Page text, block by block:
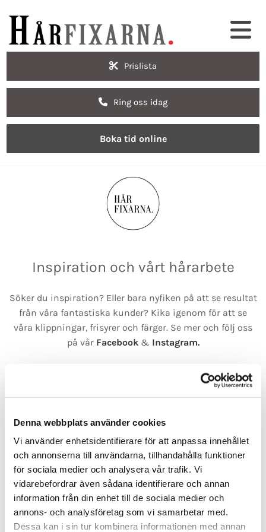
Denna webbplats använder cookies
Vi använder enhetsidentifierare för att anpassa innehållet
och annonserna till användarna, tillhandahålla funktioner
för sociala medier och analysera vår trafik. Vi
vidarebefordrar även sådana identifierare och annan
information från din enhet till de sociala medier och
annons- och analysföretag som vi samarbetar med.
Dessa kan i sin tur kombinera informationen med annan
Prislista
Ring oss idag
Boka tid online
Inspiration och vårt hårarbete
Söker du inspiration? Eller bara nyfiken på att se resultat
från våra fantastiska kunder? Kika igenom för att se
våra klippningar, frisyrer och färger. Se mer och följ oss
på vår Facebook& Instagram.